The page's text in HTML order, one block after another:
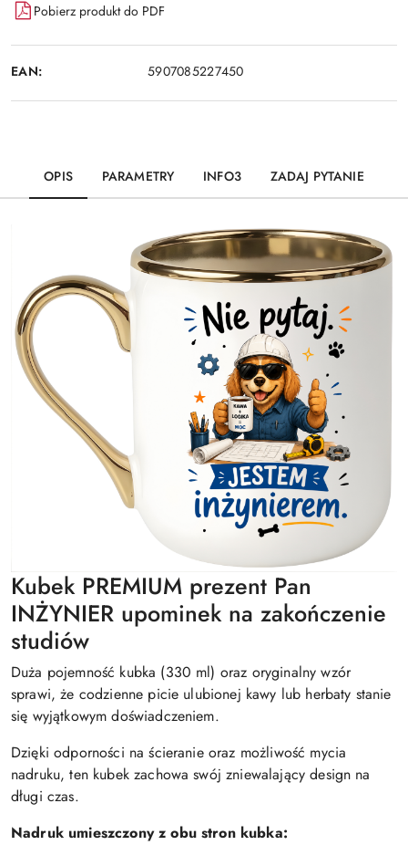
Pobierz produkt do PDF
EAN: 5907085227450
OPIS PARAMETRY INFO3 ZADAJ PYTANIE
Kubek PREMIUM prezent Pan
INŻYNIER upominek na zakończenie
studiów
Duża pojemność kubka (330 ml) oraz oryginalny wzór
sprawi, że codzienne picie ulubionej kawy lub herbaty stanie
się wyjątkowym doświadczeniem.
Dzięki odporności na ścieranie oraz możliwość mycia
nadruku, ten kubek zachowa swój zniewalający design na
długi czas.
Nadruk umieszczony z obu stron kubka: